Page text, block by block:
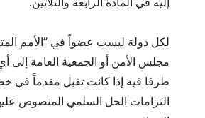
لكل دولة ليست عضواً في “الأمم
مجلس الأمن أو الجمعية العامة إلى
طرفا فيه إذا كانت تقبل مقدماً في
التزامات الحل السلمي المنصوص